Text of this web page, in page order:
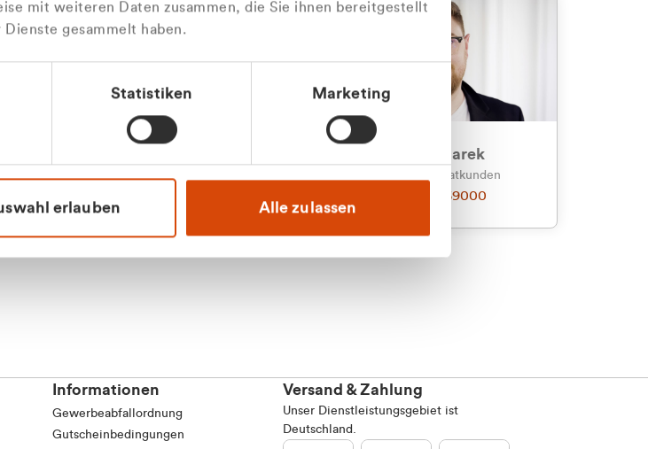
mit weiteren Daten zusammen, die Sie ihnen bereitgestellt
Dienste gesammelt haben.
Statistiken Marketing
erlauben Alle zulassen
Julian Marek
Vertrieb - Privatkunden
0216 237 69000
Informationen
Gewerbeabfallordnung
Gutscheinbedingungen
Versand & Zahlung
Unser Dienstleistungsgebiet ist
Deutschland.